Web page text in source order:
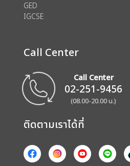
GED
IGCSE
Call Center
Call Center
02-251-9456
(08.00-20.00 น.)
ติดตามเราได้ที่